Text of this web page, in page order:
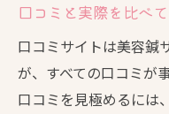
口コミと実際を比べ
口コミサイトは美容鍼
が、すべての口コミが
口コミを見極めるには